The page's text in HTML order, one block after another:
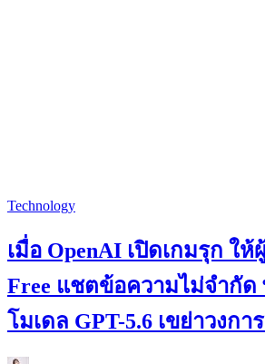
Technology
เมื่อ OpenAI เปิดเกมรุก ให้
Free แชตข้อความไม่จำกัด
โมเดล GPT-5.6 เขย่าวงกา